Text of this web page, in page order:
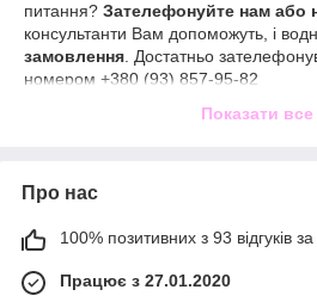
питання? Зателефонуйте нам або
консультанти Вам допоможуть, і
замовлення . Достатньо
номером +380 (93) 857-95-82
Замовлення можна отримати,
товару для Вас у момент Вашого
разу, ми відкладаємо весь потрібний
Показати все
Про нас
100% позитивних з 93 відгуків за
Працює з 27.01.2020